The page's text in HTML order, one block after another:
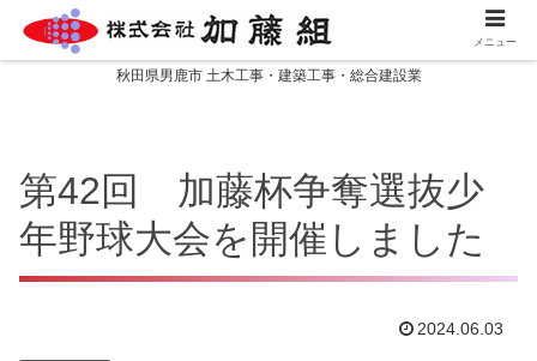
秋田県男鹿市 土木工事・建築工事・総合建設業
第42回 加藤杯争奪選抜少
年野球大会を開催しました
2024.06.03
メニュー